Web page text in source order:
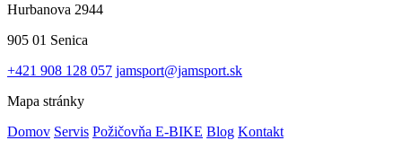
Hurbanova 2944
905 01 Senica
+421 908 128 057 jamsport@jamsport.sk
Mapa stránky
Domov Servis Požičovňa E-BIKE Blog Kontakt